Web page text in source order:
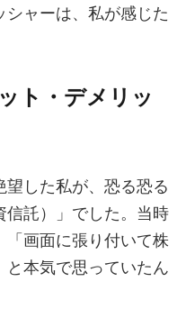
ャーは、私が感じた
ト・デメリッ
した私が、恐る恐る
信託）」でした。当時
「画面に張り付いて株
と本気で思っていたん